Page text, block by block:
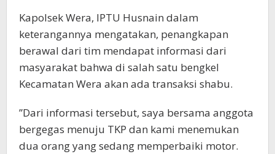
Kapolsek Wera, IPTU Husnain dalam
keterangannya mengatakan, penangkapan
berawal dari tim mendapat informasi dari
masyarakat bahwa di salah satu bengkel
Kecamatan Wera akan ada transaksi shabu.
’’Dari informasi tersebut, saya bersama anggota
bergegas menuju TKP dan kami menemukan
dua orang yang sedang memperbaiki motor.